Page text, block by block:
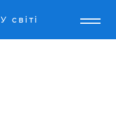
У світі